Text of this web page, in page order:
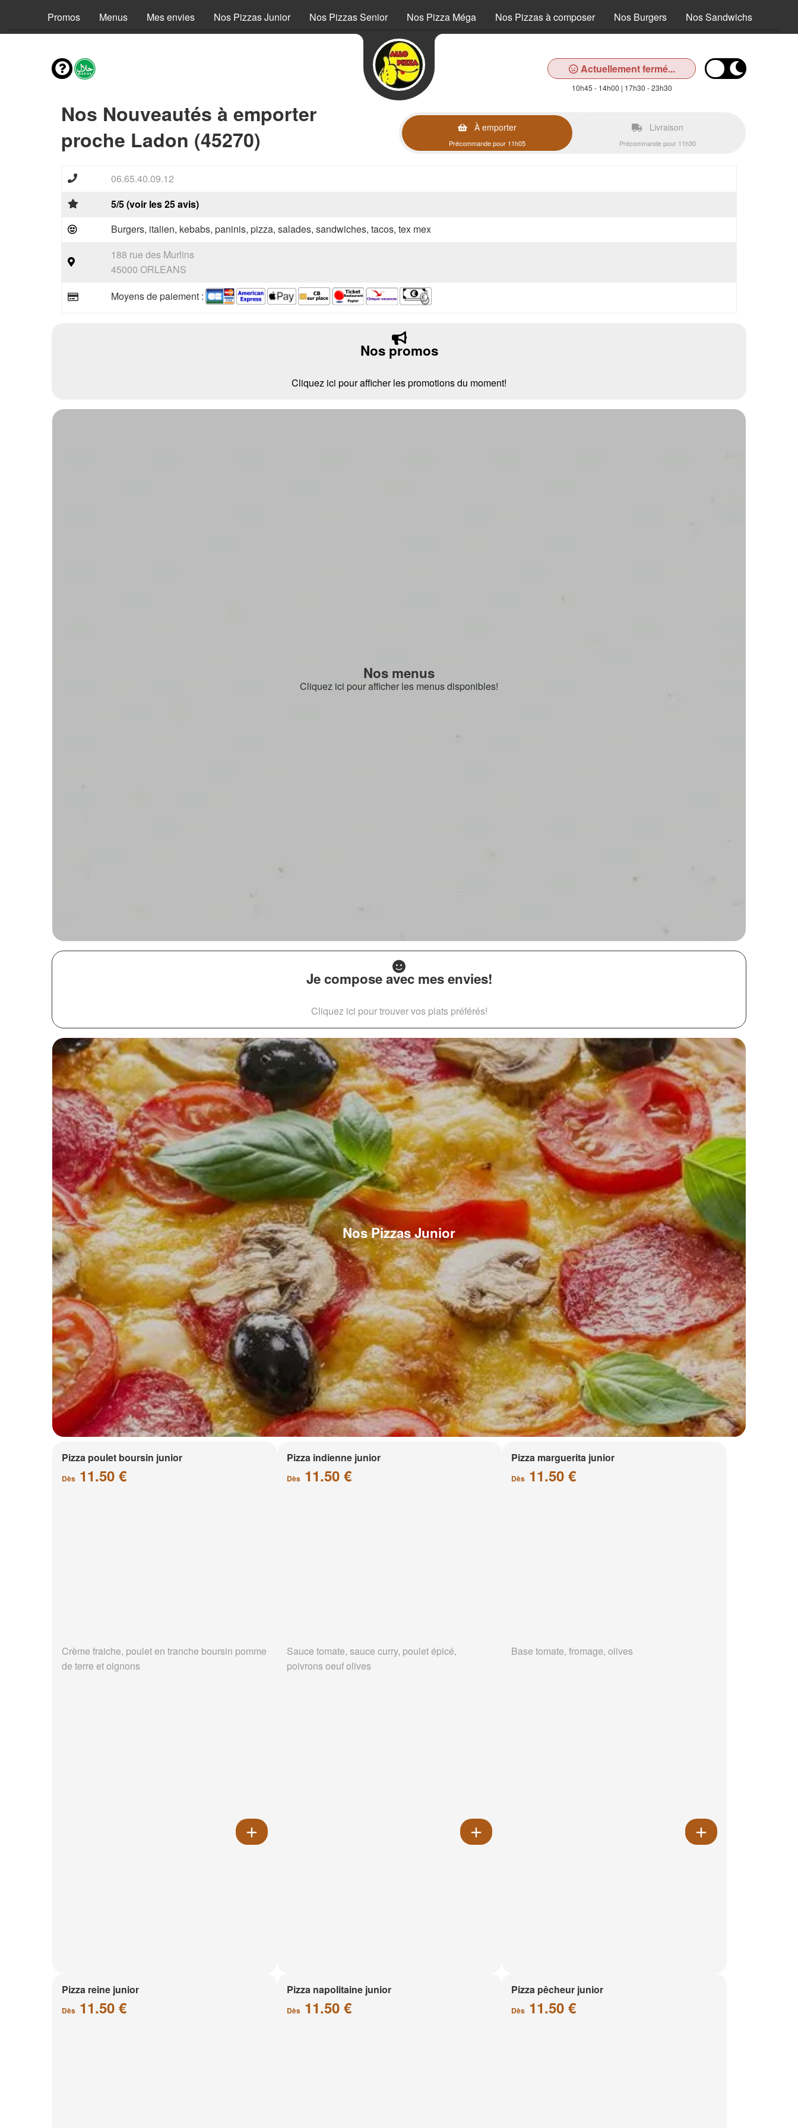
Promos Menus Mes envies Nos Pizzas Junior Nos Pizzas Senior Nos Pizza Méga Nos Pizzas à composer Nos Burgers Nos Sandwichs
Actuellement fermé...
10h45 - 14h00 | 17h30 - 23h30
Nos Nouveautés à emporter
proche Ladon (45270)
À emporter
Précommande pour 11h05
Livraison
Précommande pour 11h30
06.65.40.09.12
5/5 (voir les 25 avis)
Burgers, italien, kebabs, paninis, pizza, salades, sandwiches, tacos, tex mex
188 rue des Murlins
45000 ORLEANS
Moyens de paiement :
Nos promos
Cliquez ici pour afficher les promotions du moment!
Nos menus
Cliquez ici pour afficher les menus disponibles!
Je compose avec mes envies!
Cliquez ici pour trouver vos plats préférés!
Nos Pizzas Junior
Pizza poulet boursin junior
Dès 11.50 €
Crème fraiche, poulet en tranche boursin pomme
de terre et oignons
Pizza indienne junior
Dès11.50 €
Sauce tomate, sauce curry, poulet épicé,
poivrons oeuf olives
Pizza marguerita junior
Dès 11.50 €
Base tomate, fromage, olives
Pizza reine junior
Dès 11.50 €
Pizza napolitaine junior
Dès11.50 €
Pizza pêcheur junior
Dès 11.50 €